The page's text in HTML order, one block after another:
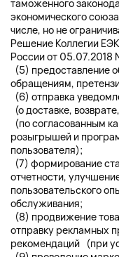
таможенного
экономического
числе, но не
Решение Коллегии
России от
(5) предоставление
обращениям,
(6) отправка
(о доставке,
(по согласованным
розыгрышей и
пользователя);
(7) формирование
отчетности,
пользовательского
обслуживания;
(8) продвижение
отправку рекламных
рекомендаций (при